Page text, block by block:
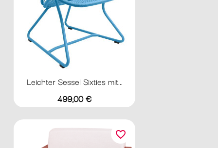
Leichter Sessel Sixties mit...
Preis
499,00 €
favorite_border